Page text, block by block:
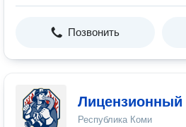
Позвонить
Лицензионный
Республика Коми